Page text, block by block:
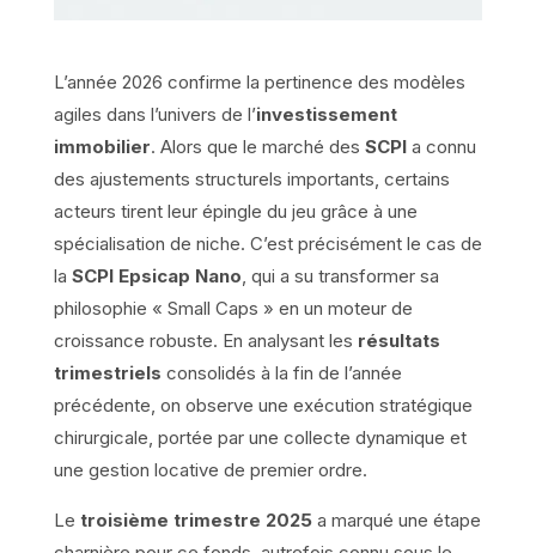
L’année 2026 confirme la pertinence des modèles
agiles dans l’univers de l’investissement
immobilier. Alors que le marché des SCPIa connu
des ajustements structurels importants, certains
acteurs tirent leur épingle du jeu grâce à une
spécialisation de niche. C’est précisément le cas de
la SCPI Epsicap Nano , qui a su transformer sa
philosophie « Small Caps » en un moteur de
croissance robuste. En analysant les résultats
trimestriels consolidés à la fin de l’année
précédente, on observe une exécution stratégique
chirurgicale, portée par une collecte dynamique et
une gestion locative de premier ordre.
Le troisième trimestre 2025a marqué une étape